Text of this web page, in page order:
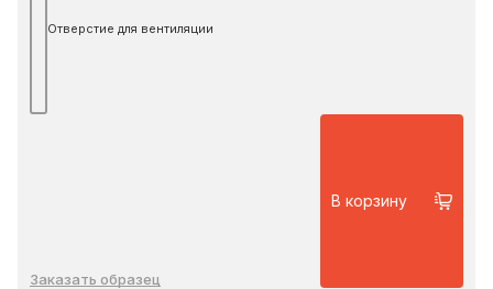
Отверстие для вентиляции
Заказать образец
В корзину